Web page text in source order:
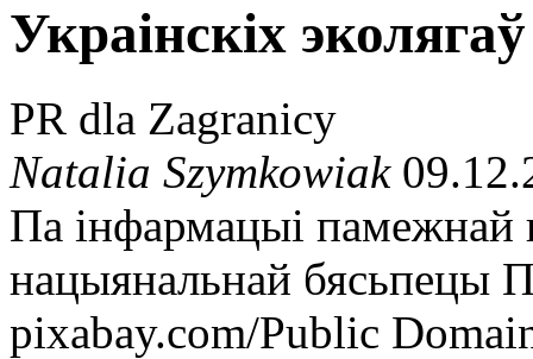
Украінскіх
PR dla Zagranicy
Natalia Szymkowiak
Па інфармацыі памежнай
нацыянальнай бясьпецы
pixabay.com/Public